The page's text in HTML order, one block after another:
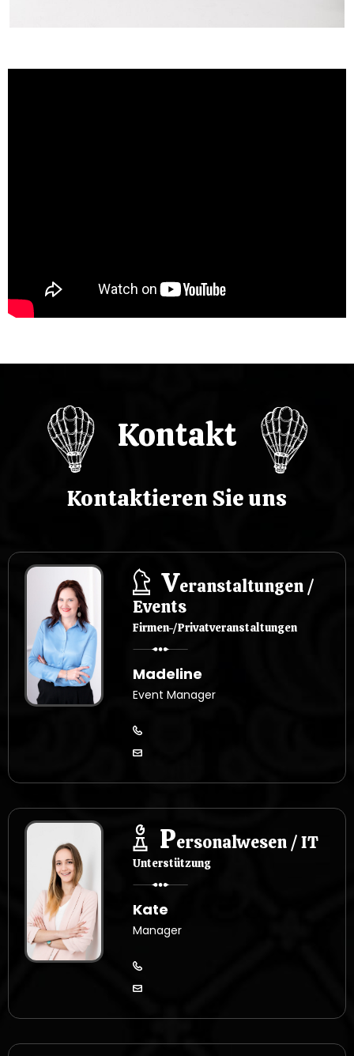
Kontakt
Kontaktieren Sie uns
Veranstaltungen /
Events
Firmen-/Privatveranstaltungen
Madeline
Event Manager
Personalwesen / IT
Unterstützung
Kate
Manager